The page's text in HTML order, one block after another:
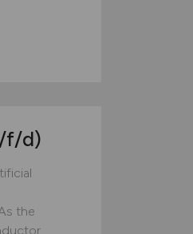
f/d)
the